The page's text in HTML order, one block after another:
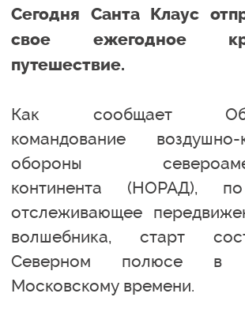
Сегодня Санта Клаус
свое ежегодное
путешествие.
Как сообщает
командование воздушно-
обороны
континента (НОРАД),
отслеживающее
волшебника, старт
Северном полюсе в
Московскому времени.